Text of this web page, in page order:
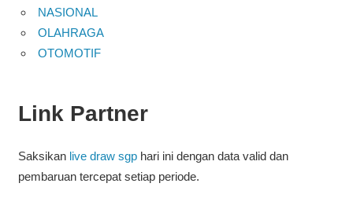
NASIONAL
OLAHRAGA
OTOMOTIF
Link Partner
Saksikan live draw sgphari ini dengan data valid dan
pembaruan tercepat setiap periode.